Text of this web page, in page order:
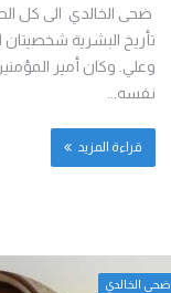
ضحى الخالدي الى كل
تأريخ البشرية
وعلي. وكان أمير
نفسه...
قراءة المزيد
ضحى الخالدي